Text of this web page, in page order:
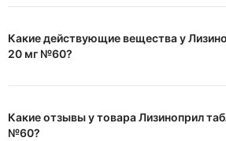
Какие действующие вещества у
20 мг №60?
Какие отзывы у товара Лизиноприл
№60?